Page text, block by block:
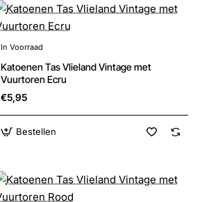
In Voorraad
Katoenen Tas Vlieland Vintage met
Vuurtoren Ecru
€5,95
Bestellen